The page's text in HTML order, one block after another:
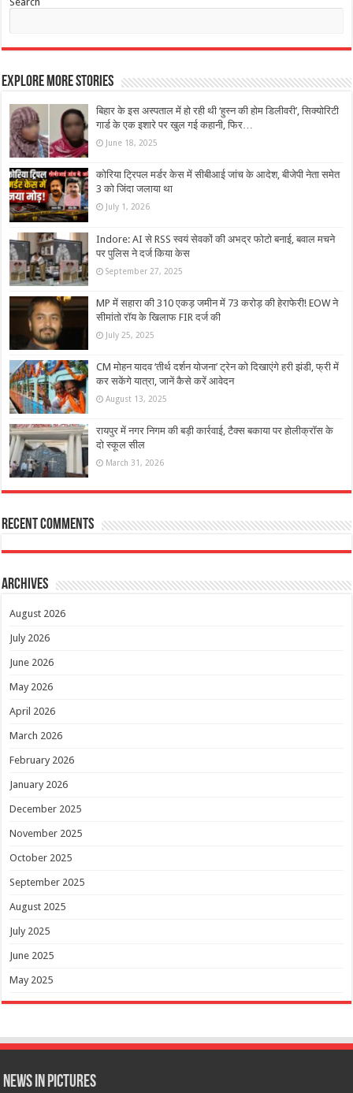
Explore More Stories
बिहार के इस अस्पताल में हो रही थी ‘हुस्न की होम डिलीवरी’, सिक्योरिटी
गार्ड के एक इशारे पर खुल गई कहानी, फिर…
June 18, 2025
कोरिया ट्रिपल मर्डर केस में सीबीआई जांच के आदेश, बीजेपी नेता समेत
3 को जिंदा जलाया था
July 1, 2026
Indore: AI से RSS स्वयं सेवकों की अभद्र फोटो बनाई, बवाल मचने
पर पुलिस ने दर्ज किया केस
September 27, 2025
MP में सहारा की 310 एकड़ जमीन में 73 करोड़ की हेराफेरी! EOW ने
सीमांतो रॉय के खिलाफ FIR दर्ज की
July 25, 2025
CM मोहन यादव ‘तीर्थ दर्शन योजना’ ट्रेन को दिखाएंगे हरी झंडी, फ्री में
कर सकेंगे यात्रा, जानें कैसे करें आवेदन
August 13, 2025
रायपुर में नगर निगम की बड़ी कार्रवाई, टैक्स बकाया पर होलीक्रॉस के
दो स्कूल सील
March 31, 2026
Recent Comments
Archives
August 2026
July 2026
June 2026
May 2026
April 2026
March 2026
February 2026
January 2026
December 2025
November 2025
October 2025
September 2025
August 2025
July 2025
June 2025
May 2025
News in Pictures